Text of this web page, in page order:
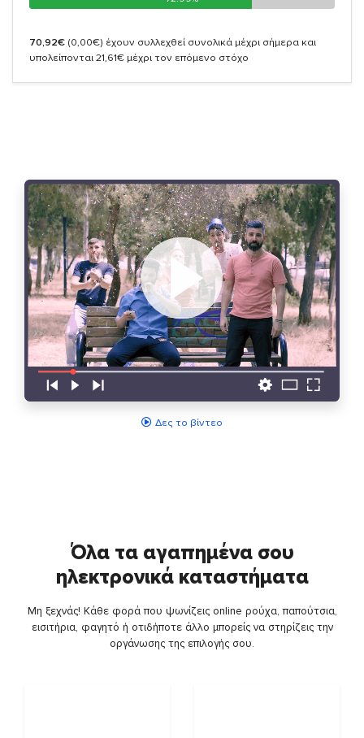
70,92€ (0,00€) έχουν συλλεχθεί συνολικά μέχρι σήμερα και
υπολείπονται 21,61€ μέχρι τον επόμενο στόχο
Δες το βίντεο
Όλα τα αγαπημένα σου
ηλεκτρονικά καταστήματα
Μη ξεχνάς! Κάθε φορά που ψωνίζεις online ρούχα, παπούτσια,
εισιτήρια, φαγητό ή οτιδήποτε άλλο μπορείς να στηρίζεις την
οργάνωσης της επιλογής σου.